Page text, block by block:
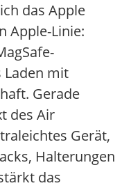
das Apple
Apple-Linie:
Laden mit
Gerade
des Air
Gerät,
Halterungen
das